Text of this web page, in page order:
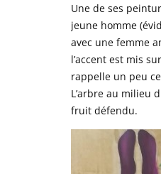
Une de ses
jeune homme
avec une femme
l’accent est mis
rappelle un peu
L’arbre au milieu
fruit défendu.